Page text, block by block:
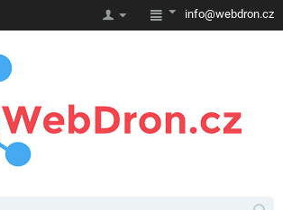
info@webdron.cz